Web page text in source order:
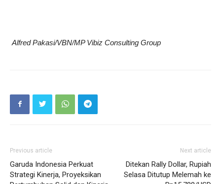
Alfred Pakasi/VBN/MP Vibiz Consulting Group
Previous article
Garuda Indonesia Perkuat
Strategi Kinerja, Proyeksikan
Next article
Ditekan Rally Dollar, Rupiah
Selasa Ditutup Melemah ke